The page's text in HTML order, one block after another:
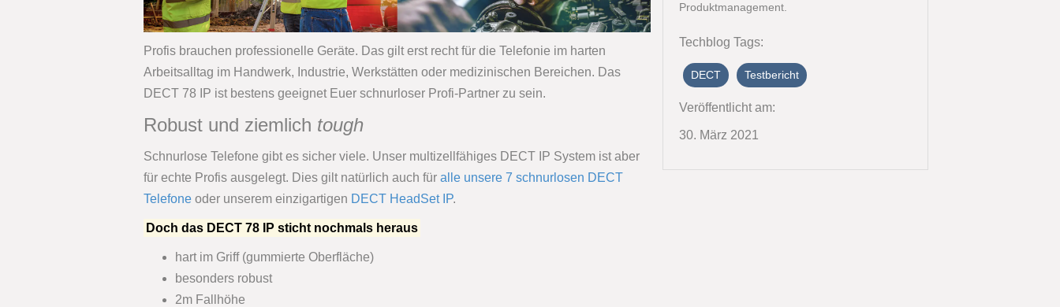
Profis brauchen professionelle Geräte. Das gilt erst recht für die Telefonie im harten
Arbeitsalltag im Handwerk, Industrie, Werkstätten oder medizinischen Bereichen. Das
DECT 78 IP ist bestens geeignet Euer schnurloser Profi-Partner zu sein.
Robust und ziemlich tough
Schnurlose Telefone gibt es sicher viele. Unser multizellfähiges DECT IP System ist aber
für echte Profis ausgelegt. Dies gilt natürlich auch für alle unsere 7 schnurlosen DECT
Telefone oder unserem einzigartigen DECT HeadSet IP.
Doch das DECT 78 IP sticht nochmals heraus
hart im Griff (gummierte Oberfläche)
besonders robust
2m Fallhöhe
Produktmanagement.
Techblog Tags:
DECT Testbericht
Veröffentlicht am:
30. März 2021